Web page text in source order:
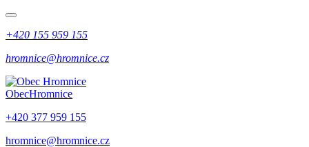
+420 155 959 155
hromnice@hromnice.cz
ObecHromnice
+420 377 959 155
hromnice@hromnice.cz